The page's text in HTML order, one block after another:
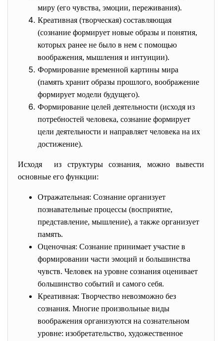
миру (его чувства, эмоции, переживания).
Креативная (творческая) составляющая
(сознание формирует новые образы и понятия,
которых ранее не было в нем с помощью
воображения, мышления и интуиции).
Формирование временной картины мира
(память хранит образы прошлого, воображение
формирует модели будущего).
Формирование целей деятельности (исходя из
потребностей человека, сознание формирует
цели деятельности и направляет человека на их
достижение).
Исходя из структуры сознания, можно вывести
основные его функции:
Отражательная: Сознание организует
познавательные процессы (восприятие,
представление, мышление), а также организует
память.
Оценочная: Сознание принимает участие в
формировании части эмоций и большинства
чувств. Человек на уровне сознания оценивает
большинство событий и самого себя.
Креативная: Творчество невозможно без
сознания. Многие произвольные виды
воображения организуются на сознательном
уровне: изобретательство, художественное